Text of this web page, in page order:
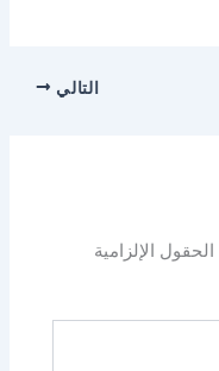
التالي
الحقول الإلزامية